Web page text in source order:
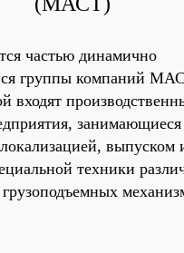
частью динамично
группы компаний
входят
занимающиеся
выпуском
техники